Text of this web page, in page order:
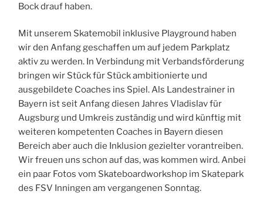
Bock drauf haben.
Mit unserem Skatemobil inklusive Playground haben
wir den Anfang geschaffen um auf jedem Parkplatz
aktiv zu werden. In Verbindung mit Verbandsförderung
bringen wir Stück für Stück ambitionierte und
ausgebildete Coaches ins Spiel. Als Landestrainer in
Bayern ist seit Anfang diesen Jahres Vladislav für
Augsburg und Umkreis zuständig und wird künftig mit
weiteren kompetenten Coaches in Bayern diesen
Bereich aber auch die Inklusion gezielter vorantreiben.
Wir freuen uns schon auf das, was kommen wird. Anbei
ein paar Fotos vom Skateboardworkshop im Skatepark
des FSV Inningen am vergangenen Sonntag.